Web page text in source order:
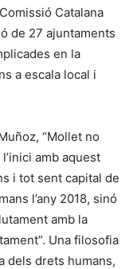
Catalana
de 27 ajuntaments
en la
a escala local i
“Mollet no
amb aquest
i tot sent capital de
l’any 2018, sinó
amb la
Una filosofia
dels drets humans,